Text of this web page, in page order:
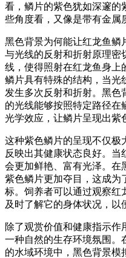
看，鳞片的紫色犹如深邃的
些角度看，又像是带有金属
黑色背景为何能让红龙鱼鳞
与光线的反射和折射原理密
线，使得照射在红龙鱼身上
鳞片具有特殊的结构，当光
发生多次反射和折射。黑色
的光线能够按照特定路径在
光学效应，让鳞片呈现出紫
这种紫色鳞片的呈现不仅极
反映出其健康状态良好。
会更加鲜艳、富有光泽。在
紫色鳞片更加夺目，这成为
标。饲养者可以通过观察红
及时了解它的身体状况，以
除了观赏价值和健康指示作
一种自然的生存环境氛围。
的水域环境中，黑色背景模